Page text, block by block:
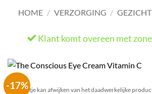
HOME / VERZORGING /
Klant komt overeen met
-17%
Het plaatje kan afwijken van het daadwerkelijke